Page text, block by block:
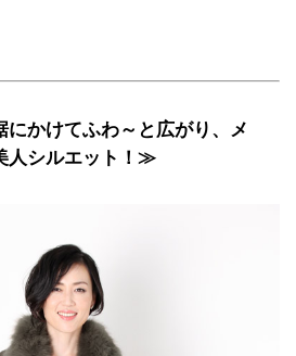
にかけてふわ～と広がり、メ
人シルエット！≫